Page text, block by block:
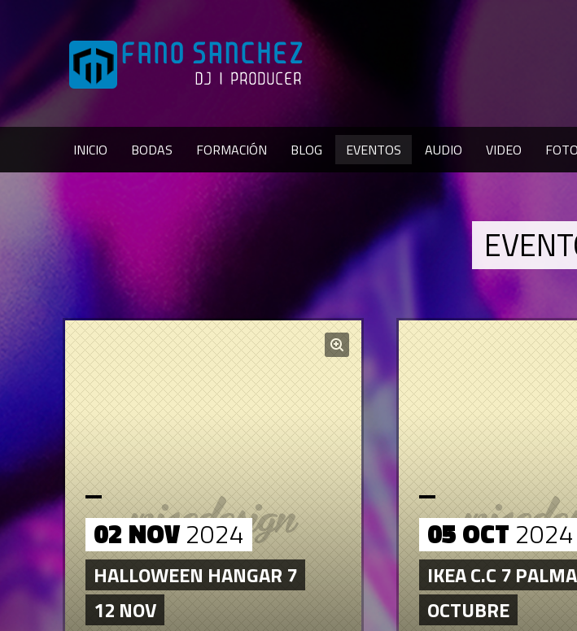
INICIO BODAS FORMACIÓN BLOG EVENTOS AUDIO VIDEO
02 NOV2024
HALLOWEEN HANGAR 7
12 NOV
05 OCT 2024
IKEA C.C 7
OCTUBRE